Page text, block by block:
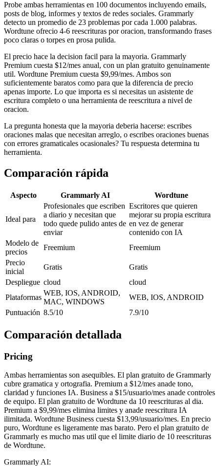
Probe ambas herramientas en 100 documentos incluyendo emails,
posts de blog, informes y textos de redes sociales. Grammarly
detecto un promedio de 23 problemas por cada 1.000 palabras.
Wordtune ofrecio 4-6 reescrituras por oracion, transformando frases
poco claras o torpes en prosa pulida.
El precio hace la decision facil para la mayoria. Grammarly
Premium cuesta $12/mes anual, con un plan gratuito genuinamente
util. Wordtune Premium cuesta $9,99/mes. Ambos son
suficientemente baratos como para que la diferencia de precio
apenas importe. Lo que importa es si necesitas un asistente de
escritura completo o una herramienta de reescritura a nivel de
oracion.
La pregunta honesta que la mayoria deberia hacerse: escribes
oraciones malas que necesitan arreglo, o escribes oraciones buenas
con errores gramaticales ocasionales? Tu respuesta determina tu
herramienta.
Comparación rápida
Aspecto Grammarly AI Wordtune
Ideal para
Profesionales que escriben
a diario y necesitan que
todo quede pulido antes de
enviar
Escritores que quieren
mejorar su propia escritura
en vez de generar
contenido con IA
Modelo de
precios
Freemium
Freemium
Precio
inicial
Gratis
Gratis
Despliegue cloud
cloud
Plataformas
WEB, IOS, ANDROID,
MAC, WINDOWS
WEB, IOS, ANDROID
Puntuación 8.5/10 7.9/10
Comparación detallada
Pricing
Ambas herramientas son asequibles. El plan gratuito de Grammarly
cubre gramatica y ortografia. Premium a $12/mes anade tono,
claridad y funciones IA. Business a $15/usuario/mes anade controles
de equipo. El plan gratuito de Wordtune da 10 reescrituras al dia.
Premium a $9,99/mes elimina limites y anade reescritura IA
ilimitada. Wordtune Business cuesta $13,99/usuario/mes. En precio
puro, Wordtune es ligeramente mas barato. Pero el plan gratuito de
Grammarly es mucho mas util que el limite diario de 10 reescrituras
de Wordtune.
Grammarly AI: